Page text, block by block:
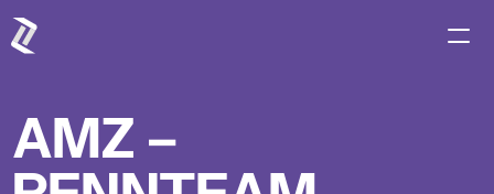
Portfolio
Preis
AMZ –